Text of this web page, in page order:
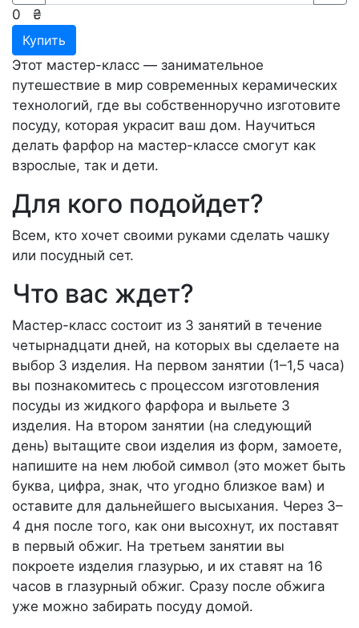
0
₴
Купить
Этот мастер-класс — занимательное
путешествие в мир современных керамических
технологий, где вы собственноручно изготовите
посуду, которая украсит ваш дом. Научиться
делать фарфор на мастер-классе смогут как
взрослые, так и дети.
Для кого подойдет?
Всем, кто хочет своими руками сделать чашку
или посудный сет.
Что вас ждет?
Мастер-класс состоит из 3 занятий в течение
четырнадцати дней, на которых вы сделаете на
выбор 3 изделия. На первом занятии (1–1,5 часа)
вы познакомитесь с процессом изготовления
посуды из жидкого фарфора и выльете 3
изделия. На втором занятии (на следующий
день) вытащите свои изделия из форм, замоете,
напишите на нем любой символ (это может быть
буква, цифра, знак, что угодно близкое вам) и
оставите для дальнейшего высыхания. Через 3–
4 дня после того, как они высохнут, их поставят
в первый обжиг. На третьем занятии вы
покроете изделия глазурью, и их ставят на 16
часов в глазурный обжиг. Сразу после обжига
уже можно забирать посуду домой.